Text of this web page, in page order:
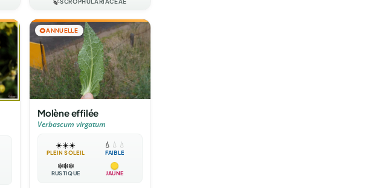
🌻ANNUELLE
Molène effilée
Verbascum virgatum
☀️☀️☀️
PLEIN SOLEIL
💧 💧 💧
FAIBLE
❄️❄️❄️
RUSTIQUE JAUNE